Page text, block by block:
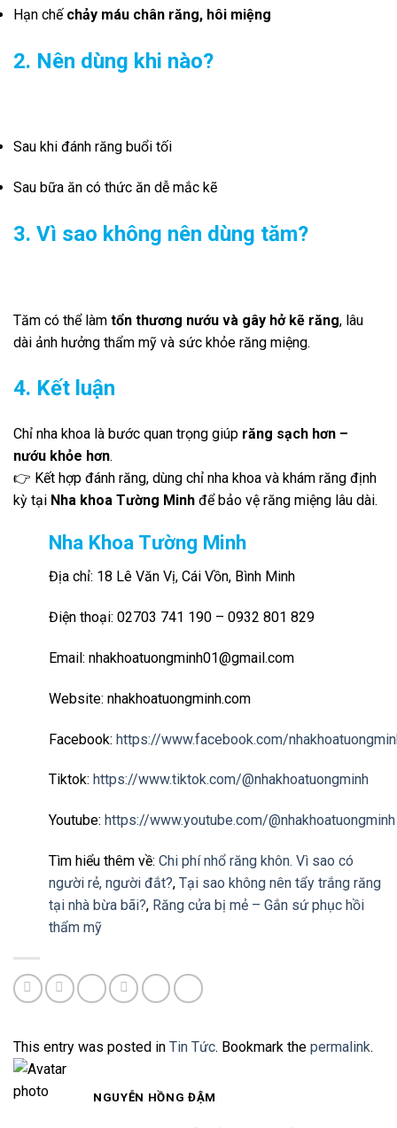
Hạn chế chảy máu chân răng, hôi miệng
2. Nên dùng khi nào?
Sau khi đánh răng buổi tối
Sau bữa ăn có thức ăn dễ mắc kẽ
3. Vì sao không nên dùng tăm?
Tăm có thể làm tổn thương nướu và gây hở kẽ răng, lâu
dài ảnh hưởng thẩm mỹ và sức khỏe răng miệng.
4. Kết luận
Chỉ nha khoa là bước quan trọng giúp răng sạch hơn –
nướu khỏe hơn.
👉 Kết hợp đánh răng, dùng chỉ nha khoa và khám răng định
kỳ tại Nha khoa Tường Minh để bảo vệ răng miệng lâu dài.
Nha Khoa Tường Minh
Địa chỉ: 18 Lê Văn Vị, Cái Vồn, Bình Minh
Điện thoại: 02703 741 190 – 0932 801 829
Email: nhakhoatuongminh01@gmail.com
Website: nhakhoatuongminh.com
Facebook: https://www.facebook.com/
Tiktok: https://www.tiktok.com/@nhakhoatuongminh
Youtube: https://www.youtube.com/@nhakhoatuongminh
Tìm hiểu thêm về: Chi phí nhổ răng khôn. Vì sao có
người rẻ, người đắt?, Tại sao không nên tẩy trắng răng
tại nhà bừa bãi?, Răng cửa bị mẻ – Gắn sứ phục hồi
thẩm mỹ
This entry was posted in Tin Tức. Bookmark the permalink.
NGUYỄN HỒNG ĐẬM